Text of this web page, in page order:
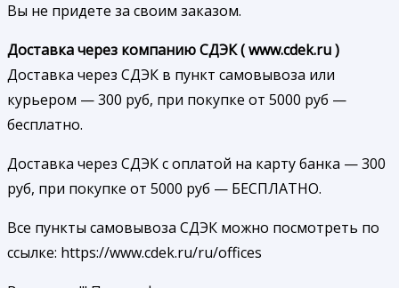
Вы не придете за своим заказом.
Доставка через компанию СДЭК ( www.cdek.ru )
Доставка через СДЭК в пункт самовывоза или
курьером — 300 руб, при покупке от 5000 руб —
бесплатно.
Доставка через СДЭК с оплатой на карту банка — 300
руб, при покупке от 5000 руб — БЕСПЛАТНО.
Все пункты самовывоза СДЭК можно посмотреть по
ссылке: https://www.cdek.ru/ru/offices